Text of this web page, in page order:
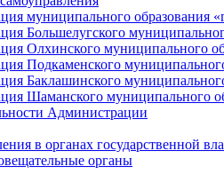
муниципального образования
Большелугского
Олхинского муниципального
Подкаменского
Баклашинского
Шаманского муниципального
Администрации
в органах государственной
органы